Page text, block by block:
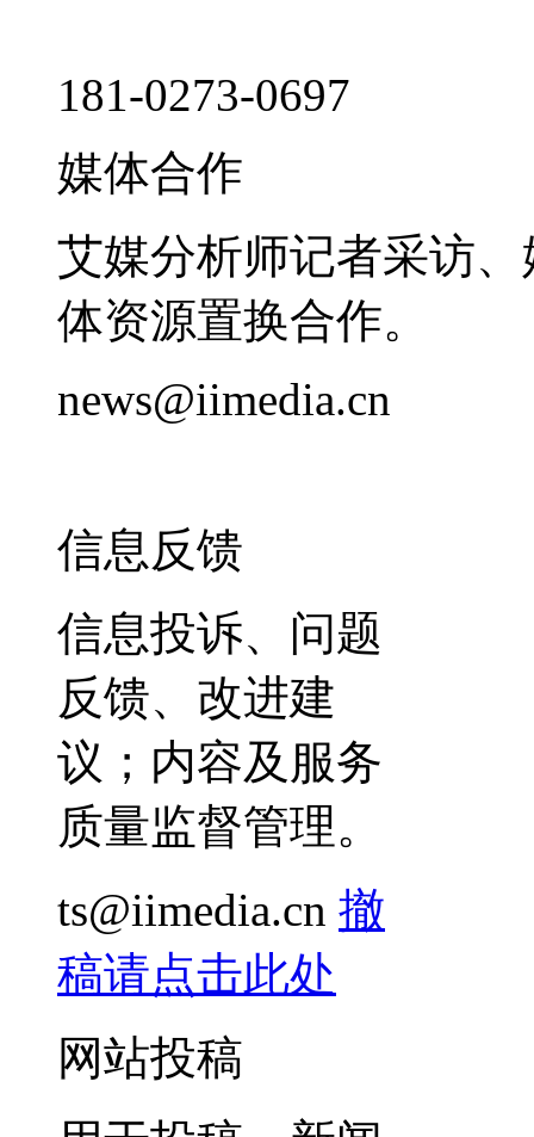
181-0273-0697
媒体合作
艾媒分析师记者采访
体资源置换合作。
news@iimedia.cn
信息反馈
信息投诉、问题
反馈、改进建
议；内容及服务
质量监督管理。
ts@iimedia.cn 撤
稿请点击此处
网站投稿